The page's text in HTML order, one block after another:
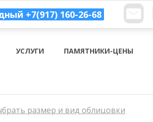
+7(917) 160-26-68
УСЛУГИ ПАМЯТНИКИ-ЦЕНЫ
размер и вид облицовки